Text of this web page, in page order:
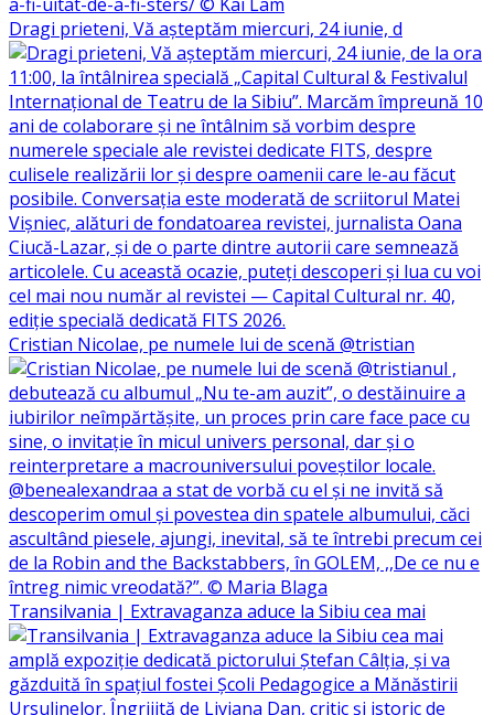
Dragi prieteni, Vă așteptăm miercuri, 24 iunie, d
Cristian Nicolae, pe numele lui de scenă @tristian
Transilvania | Extravaganza aduce la Sibiu cea mai